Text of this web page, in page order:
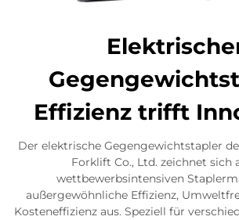
Effizienz trifft
Der elektrische Gegengewichtstapler
Forklift Co., Ltd. zeichnet sich
wettbewerbsintensiven
außergewöhnliche Effizienz,
Kosteneffizienz aus. Speziell für